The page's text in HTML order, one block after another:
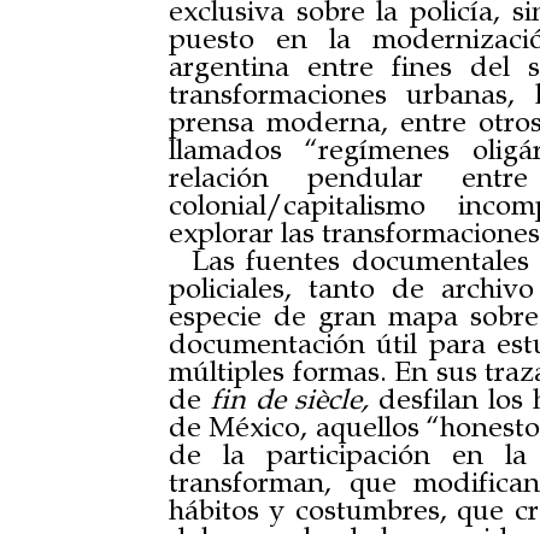
exclusiva sobre la policía,
puesto en la
argentina entre fines del
transformaciones
prensa moderna, entre
llamados “regímenes
relación pendular
colonial/capitalismo
explorar las
Las fuentes
policiales, tanto de
especie de gran mapa
documentación útil para
múltiples formas. En sus
de fin de siècle, desfilan los
de México, aquellos
de la participación en
transforman, que
hábitos y costumbres, que